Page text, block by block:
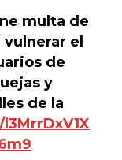
multa de
vulnerar el
de
y
de la